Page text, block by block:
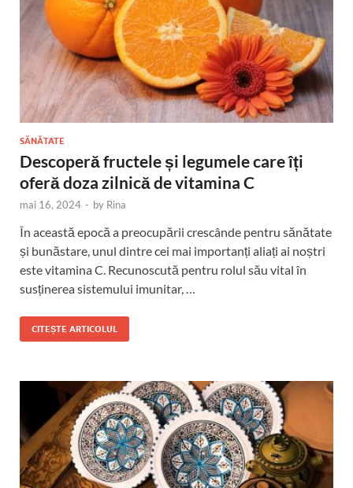
SĂNĂTATE
Descoperă fructele și legumele care îți
oferă doza zilnică de vitamina C
mai 16, 2024 - by Rina
În această epocă a preocupării crescânde pentru sănătate
și bunăstare, unul dintre cei mai importanți aliați ai noștri
este vitamina C. Recunoscută pentru rolul său vital în
susținerea sistemului imunitar, …
CITEȘTE ARTICOLUL